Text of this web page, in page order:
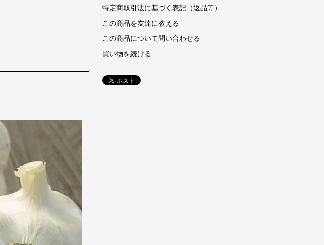
特定商取引法に基づく表記（返品等）
この商品を友達に教える
この商品について問い合わせる
買い物を続ける